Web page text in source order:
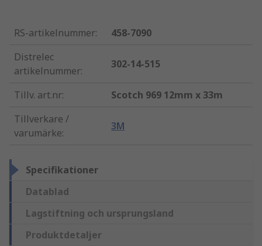
RS-artikelnummer:
458-7090
Distrelec
artikelnummer:
302-14-515
Tillv. art.nr:
Scotch 969 12mm x 33m
Tillverkare /
varumärke:
3M
Specifikationer
Datablad
Lagstiftning och ursprungsland
Produktdetaljer